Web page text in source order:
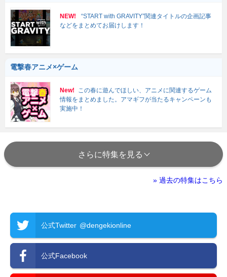
NEW!
“START with GRAVITY”関連タイトルの企画記事
などをまとめてお届けします！
電撃春アニメ×ゲーム
New!
この春に遊んでほしい、アニメに関連するゲーム
情報をまとめました。アマギフが当たるキャンペーンも
実施中！
さらに特集を見る
» 過去の特集はこちら
公式Twitter @dengekionline
公式Facebook